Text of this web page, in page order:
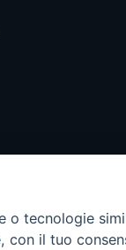
o tecnologie
con il tuo